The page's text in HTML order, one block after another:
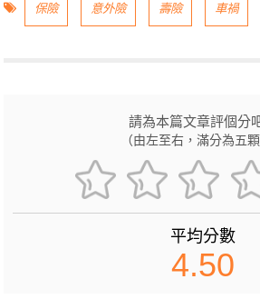
保險 意外險 壽險 車禍
請為本篇文章評個分
（由左至右，滿分為五顆
平均分數
4.50